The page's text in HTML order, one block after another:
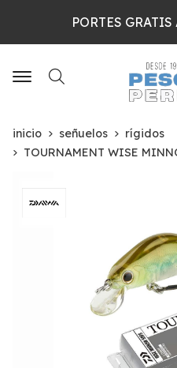
PORTES
Buscar
inicio señuelos
rígidos
TOURNAMENT WISE